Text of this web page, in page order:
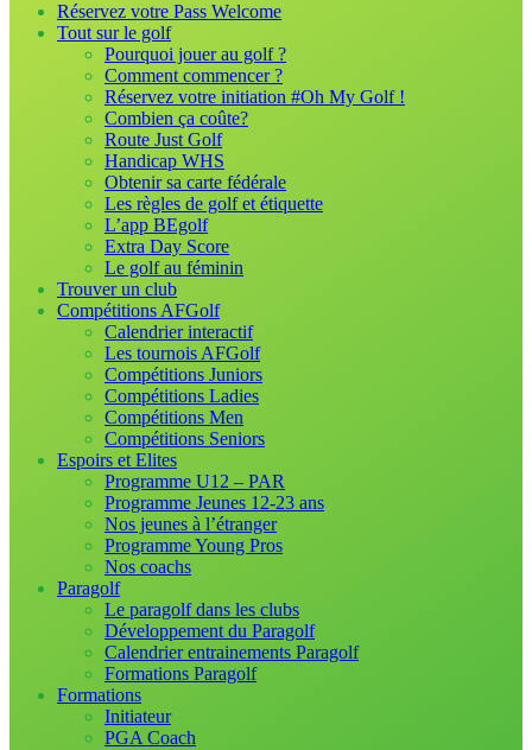
Réservez votre Pass Welcome
Tout sur le golf
Pourquoi jouer au golf ?
Comment commencer ?
Réservez votre initiation #Oh My Golf !
Combien ça coûte?
Route Just Golf
Handicap WHS
Obtenir sa carte fédérale
Les règles de golf et étiquette
L’app BEgolf
Extra Day Score
Le golf au féminin
Trouver un club
Compétitions AFGolf
Calendrier interactif
Les tournois AFGolf
Compétitions Juniors
Compétitions Ladies
Compétitions Men
Compétitions Seniors
Espoirs et Elites
Programme U12 – PAR
Programme Jeunes 12-23 ans
Nos jeunes à l’étranger
Programme Young Pros
Nos coachs
Paragolf
Le paragolf dans les clubs
Développement du Paragolf
Calendrier entrainements Paragolf
Formations Paragolf
Formations
Initiateur
PGA Coach